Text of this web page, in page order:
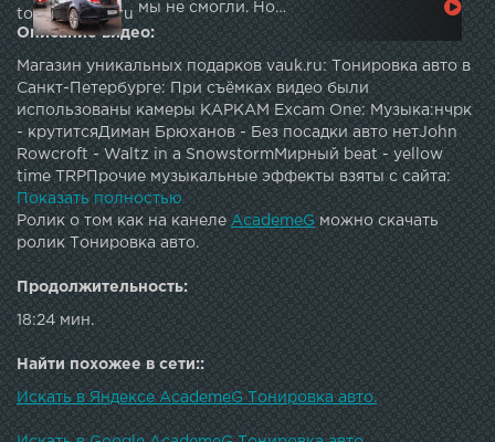
мы не смогли. Но…
topautotube.ru
Описание видео:
Магазин уникальных подарков vauk.ru: Тонировка авто в
Санкт-Петербурге: При съёмках видео были
использованы камеры КАРКАМ Excam One: Музыка:нчрк
- крутитсяДиман Брюханов - Без посадки авто нетJohn
Rowcroft - Waltz in a SnowstormМирный beat - yellow
time TRPПрочие музыкальные эффекты взяты с сайта:
Вконтакт:vk.com/AcademeGAcademeG тру ориджинал
групп: Фтарой канал:
Показать полностью
Ролик о том как на канеле AcademeG можно скачать
ролик Тонировка авто.
Продолжительность:
18:24 мин.
Найти похожее в сети::
Искать в Яндексе AcademeG Тонировка авто.